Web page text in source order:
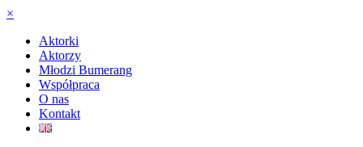
×
Aktorki
Aktorzy
Młodzi Bumerang
Współpraca
O nas
Kontakt